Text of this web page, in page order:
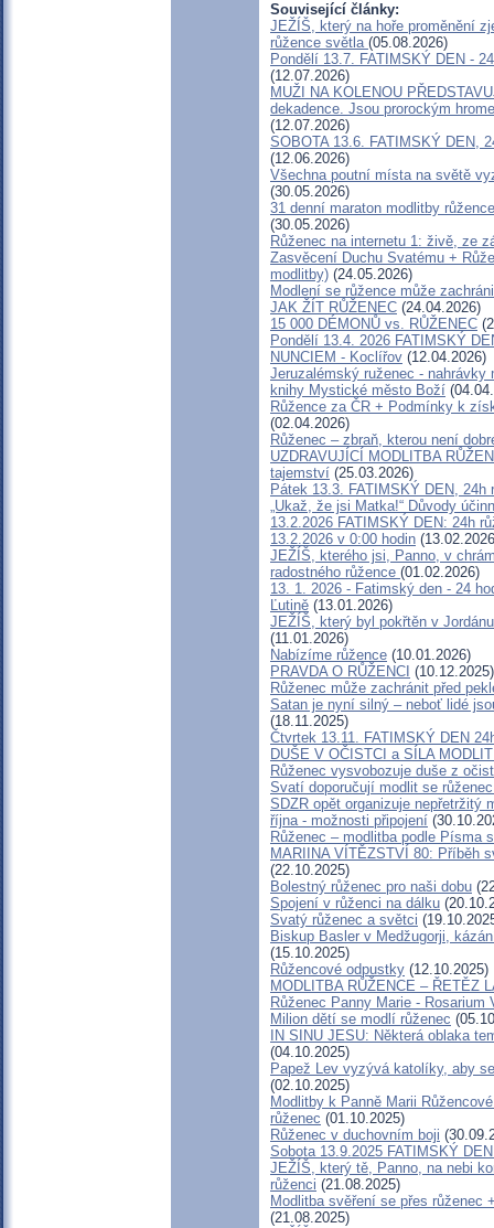
Související články:
JEŽÍŠ, který na hoře proměnění
růžence světla (05.08.2026)
Pondělí 13.7. FATIMSKÝ DEN -
(12.07.2026)
MUŽI NA KOLENOU
dekadence. Jsou prorockým
(12.07.2026)
SOBOTA 13.6. FATIMSKÝ DEN,
(12.06.2026)
Všechna poutní místa na světě
(30.05.2026)
31 denní maraton modlitby
(30.05.2026)
Růženec na internetu 1: živě, ze
Zasvěcení Duchu Svatému +
modlitby) (24.05.2026)
Modlení se růžence může
JAK ŽÍT RŮŽENEC (24.04.2026)
15 000 DÉMONŮ vs. RŮŽENEC
Pondělí 13.4. 2026 FATIMSKÝ
NUNCIEM - Koclířov (12.04.2026)
Jeruzalémský ruženec -
knihy Mystické město Boží
Růžence za ČR + Podmínky k
(02.04.2026)
Růženec – zbraň, kterou není
UZDRAVUJÍCÍ MODLITBA
tajemství (25.03.2026)
Pátek 13.3. FATIMSKÝ DEN,
„Ukaž, že jsi Matka!“ Důvody
13.2.2026 FATIMSKÝ DEN: 24h
13.2.2026 v 0:00 hodin
JEŽÍŠ, kterého jsi, Panno, v
radostného růžence (01.02.2026)
13. 1. 2026 - Fatimský den - 24
Ľutině (13.01.2026)
JEŽÍŠ, který byl pokřtěn v
(11.01.2026)
Nabízíme růžence (10.01.2026)
PRAVDA O RŮŽENCI (10.12.2025)
Růženec může zachránit před
Satan je nyní silný – neboť lidé
(18.11.2025)
Čtvrtek 13.11. FATIMSKÝ DEN
DUŠE V OČISTCI a SÍLA
Růženec vysvobozuje duše z
Svatí doporučují modlit se
SDZR opět organizuje nepřetržitý
října - možnosti připojení
Růženec – modlitba podle Písma
MARIINA VÍTĚZSTVÍ 80: Příběh
(22.10.2025)
Bolestný růženec pro naši dobu
Spojení v růženci na dálku
Svatý růženec a světci
Biskup Basler v Medžugorji,
(15.10.2025)
Růžencové odpustky (12.10.2025)
MODLITBA RŮŽENCE – ŘETĚZ
Růženec Panny Marie - Rosarium
Milion dětí se modlí růženec
IN SINU JESU: Některá oblaka
(04.10.2025)
Papež Lev vyzývá katolíky, aby
(02.10.2025)
Modlitby k Panně Marii
růženec (01.10.2025)
Růženec v duchovním boji
Sobota 13.9.2025 FATIMSKÝ
JEŽÍŠ, který tě, Panno, na nebi
růženci (21.08.2025)
Modlitba svěření se přes růženec
(21.08.2025)